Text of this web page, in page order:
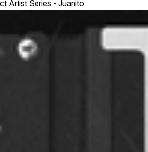
Artist Series - Juanito